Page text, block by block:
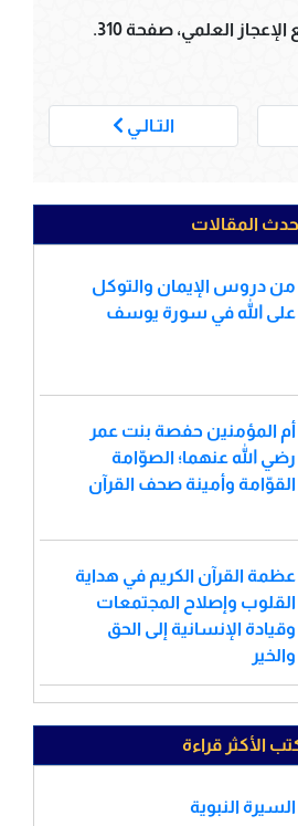
العلمي، صفحة 310.
التـالـي
المقالات
من دروس الإيمان والتوكل
على الله في سورة يوسف
أم المؤمنين حفصة بنت عمر
رضي الله عنهما؛ الصوّامة
القوّامة وأمينة صحف القرآن
عظمة القرآن الكريم في هداية
القلوب وإصلاح المجتمعات
وقيادة الإنسانية إلى الحق
والخير
الأكثر قراءة
السيرة النبوية